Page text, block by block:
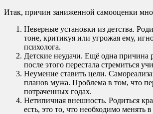
Итак, причин заниженной самооценки
Неверные установки из детства.
тоне, критикуя или угрожая ему,
психолога.
Детские неудачи. Ещё одна причина
после этого перестала стремиться
Неумение ставить цели.
планов мужа. Проблема в том, что
потраченных годах.
Нетипичная внешность. Родиться
есть, это то, что необходимо менять